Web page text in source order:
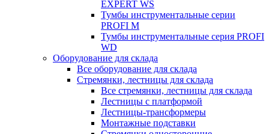
EXPERT WS
Тумбы инструментальные серии
PROFI M
Тумбы инструментальные серия PROFI
WD
Оборудование для склада
Все оборудование для склада
Стремянки, лестницы для склада
Все стремянки, лестницы для склада
Лестницы с платформой
Лестницы-трансформеры
Монтажные подставки